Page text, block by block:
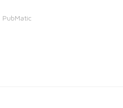
PubMatic